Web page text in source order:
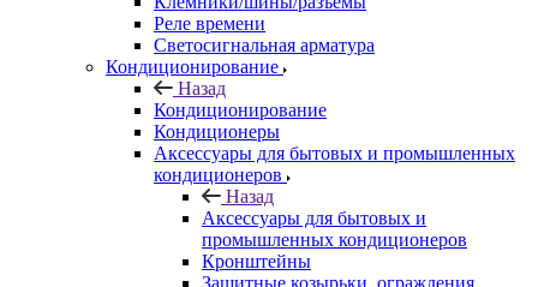
Реле времени
Светосигнальная арматура
Кондиционирование
Назад
Кондиционирование
Кондиционеры
Аксессуары для бытовых и промышленных
кондиционеров
Назад
Аксессуары для бытовых и
промышленных кондиционеров
Кронштейны
Защитные козырьки, ограждения